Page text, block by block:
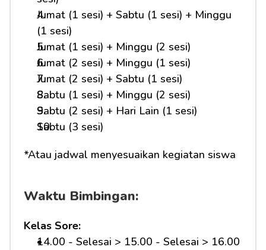
Jumat (1 sesi) + Sabtu (1 sesi) + Minggu
(1 sesi)
Jumat (1 sesi) + Minggu (2 sesi)
Jumat (2 sesi) + Minggu (1 sesi)
Jumat (2 sesi) + Sabtu (1 sesi)
Sabtu (1 sesi) + Minggu (2 sesi)
Sabtu (2 sesi) + Hari Lain (1 sesi)
Sabtu (3 sesi)
*Atau jadwal menyesuaikan kegiatan siswa
Waktu Bimbingan:
Kelas Sore:
14.00 - Selesai > 15.00 - Selesai > 16.00